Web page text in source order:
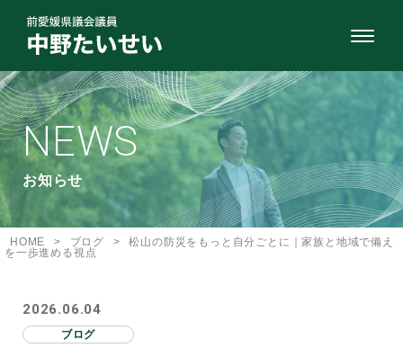
NEWS
お知らせ
HOME > ブログ >
松山の防災をもっと自分ごとに｜家族と地域で備え
を一歩進める視点
2026.06.04
ブログ